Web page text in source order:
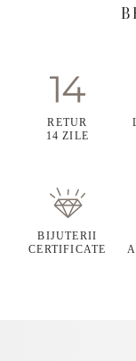
RETUR
14 ZILE
BIJUTERII
CERTIFICATE